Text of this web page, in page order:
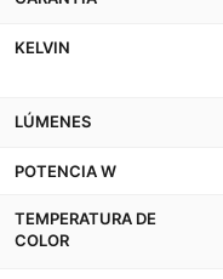
KELVIN
LÚMENES
POTENCIA W
TEMPERATURA DE
COLOR